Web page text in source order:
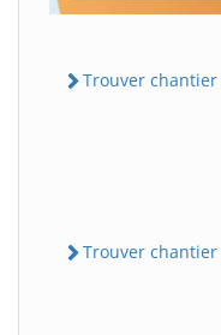
Trouver chantier
Trouver chantier